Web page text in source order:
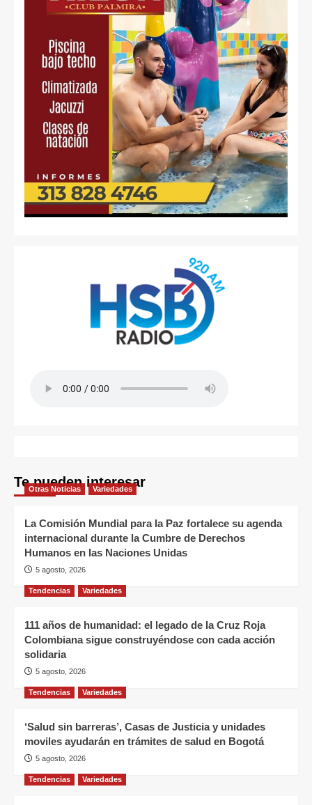
Te pueden interesar
Otras Noticias Variedades
La Comisión Mundial para la Paz fortalece su agenda
internacional durante la Cumbre de Derechos
Humanos en las Naciones Unidas
5 agosto, 2026
Tendencias Variedades
111 años de humanidad: el legado de la Cruz Roja
Colombiana sigue construyéndose con cada acción
solidaria
5 agosto, 2026
Tendencias Variedades
‘Salud sin barreras’, Casas de Justicia y unidades
moviles ayudarán en trámites de salud en Bogotá
5 agosto, 2026
Tendencias Variedades